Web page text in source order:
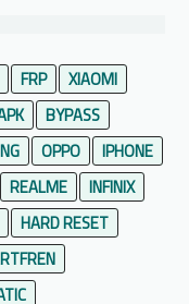
i
FRP
XIAOMI
BYPASS
OPPO
IPHONE
REALME
INFINIX
HARD RESET